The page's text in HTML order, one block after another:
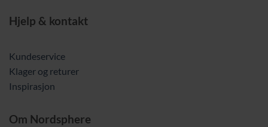
Hjelp & kontakt
Kundeservice
Klager og returer
Inspirasjon
Om Nordsphere